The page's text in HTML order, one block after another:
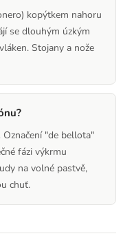
kopýtkem nahoru
se dlouhým úzkým
Stojany a nože
"de bellota"
fázi výkrmu
na volné pastvě,
chuť.